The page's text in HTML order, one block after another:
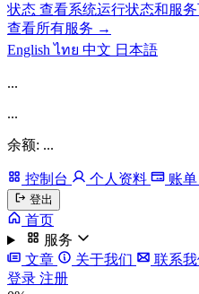
状态 查看系统运行状态和服
查看所有服务 →
Englishไทย 中文 日本語
...
...
余额: ...
控制台 个人资料 账单
登出
首页
服务
文章
关于我们
联系
登录 注册